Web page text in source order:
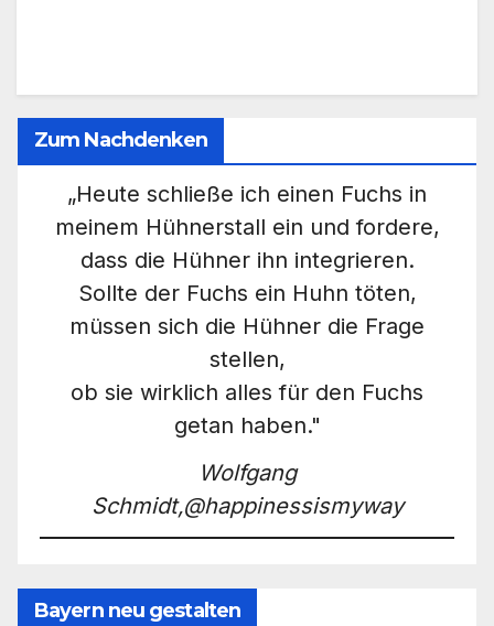
Zum Nachdenken
„Heute schließe ich einen Fuchs in
meinem Hühnerstall ein und fordere,
dass die Hühner ihn integrieren.
Sollte der Fuchs ein Huhn töten,
müssen sich die Hühner die Frage
stellen,
ob sie wirklich alles für den Fuchs
getan haben."
Wolfgang
Schmidt,@happinessismyway
Bayern neu gestalten